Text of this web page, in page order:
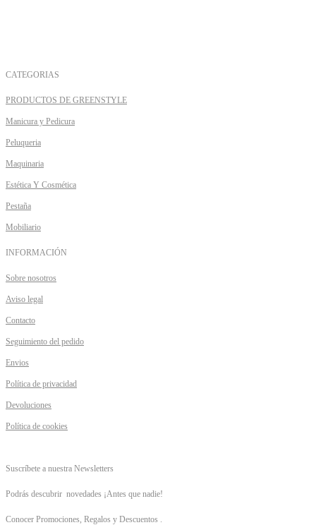
CATEGORIAS
PRODUCTOS DE GREENSTYLE
Manicura y Pedicura
Peluqueria
Maquinaria
Estética Y Cosmética
Pestaña
Mobiliario
INFORMACIÓN
Sobre nosotros
Aviso legal
Contacto
Seguimiento del pedido
Envios
Política de privacidad
Devoluciones
Política de cookies
Suscríbete a nuestra Newsletters
Podrás descubrir novedades ¡Antes que nadie!
Conocer Promociones, Regalos y Descuentos .